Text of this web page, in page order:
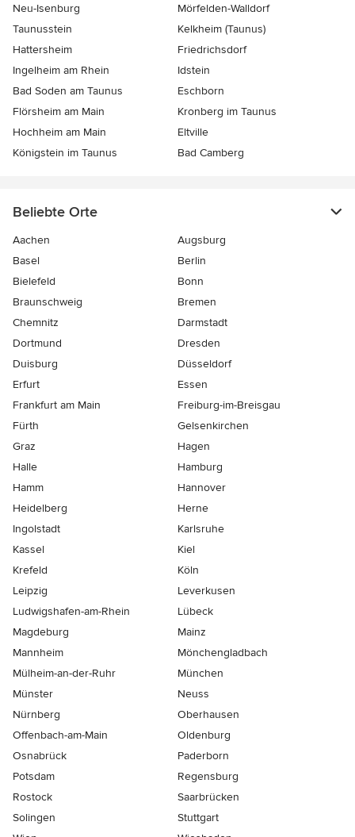
Neu-Isenburg
Mörfelden-Walldorf
Taunusstein
Kelkheim (Taunus)
Hattersheim
Friedrichsdorf
Ingelheim am Rhein
Idstein
Bad Soden am Taunus
Eschborn
Flörsheim am Main
Kronberg im Taunus
Hochheim am Main
Eltville
Königstein im Taunus
Bad Camberg
Beliebte Orte
Aachen
Augsburg
Basel
Berlin
Bielefeld
Bonn
Braunschweig
Bremen
Chemnitz
Darmstadt
Dortmund
Dresden
Duisburg
Düsseldorf
Erfurt
Essen
Frankfurt am Main
Freiburg-im-Breisgau
Fürth
Gelsenkirchen
Graz
Hagen
Halle
Hamburg
Hamm
Hannover
Heidelberg
Herne
Ingolstadt
Karlsruhe
Kassel
Kiel
Krefeld
Köln
Leipzig
Leverkusen
Ludwigshafen-am-Rhein
Lübeck
Magdeburg
Mainz
Mannheim
Mönchen­gladbach
Mülheim-an-der-Ruhr
München
Münster
Neuss
Nürnberg
Oberhausen
Offenbach-am-Main
Oldenburg
Osnabrück
Paderborn
Potsdam
Regensburg
Rostock
Saarbrücken
Solingen
Stuttgart